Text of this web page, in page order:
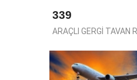
339
ARAÇLI GERGİ TAVAN